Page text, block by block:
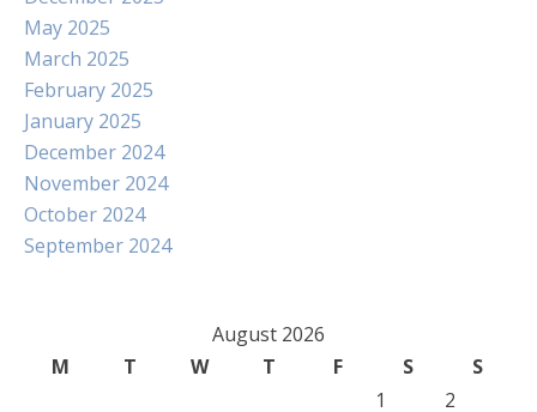
May 2025
March 2025
February 2025
January 2025
December 2024
November 2024
October 2024
September 2024
August 2026
M
T W T F S
S
1
2